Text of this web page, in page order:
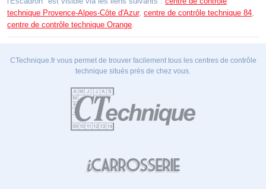
technique Provence-Alpes-Côte d'Azur, centre de contrôle technique 84,
centre de contrôle technique Orange.
CTechnique.fr vous permet de trouver facilement tous les centres de contrôle
technique situés près de chez vous.